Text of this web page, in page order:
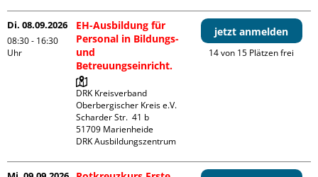
Di. 08.09.2026
08:30 - 16:30
Uhr
EH-Ausbildung für
Personal in Bildungs-
und
Betreuungseinricht.
DRK Kreisverband
Oberbergischer Kreis e.V.
Scharder Str.  41 b
51709 Marienheide
DRK Ausbildungszentrum
jetzt anmelden
14 von 15 Plätzen frei